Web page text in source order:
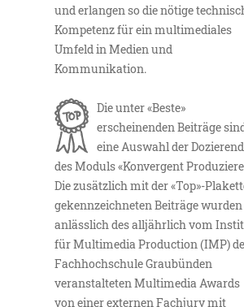
und erlangen so die nötige
Kompetenz für ein multimediales
Umfeld in Medien und
Kommunikation.
Die unter «Beste»
erscheinenden Beiträge
eine Auswahl der
des Moduls «Konvergent
Die zusätzlich mit der «Top»-
gekennzeichneten Beiträge wurden
anlässlich des alljährlich vom
für Multimedia Production (IMP)
Fachhochschule Graubünden
veranstalteten Multimedia Awards
von einer externen Fachjury mit